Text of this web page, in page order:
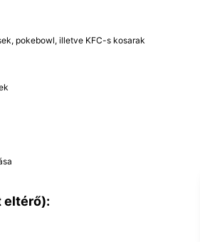
pokebowl, illetve KFC-s kosarak
eltérő):